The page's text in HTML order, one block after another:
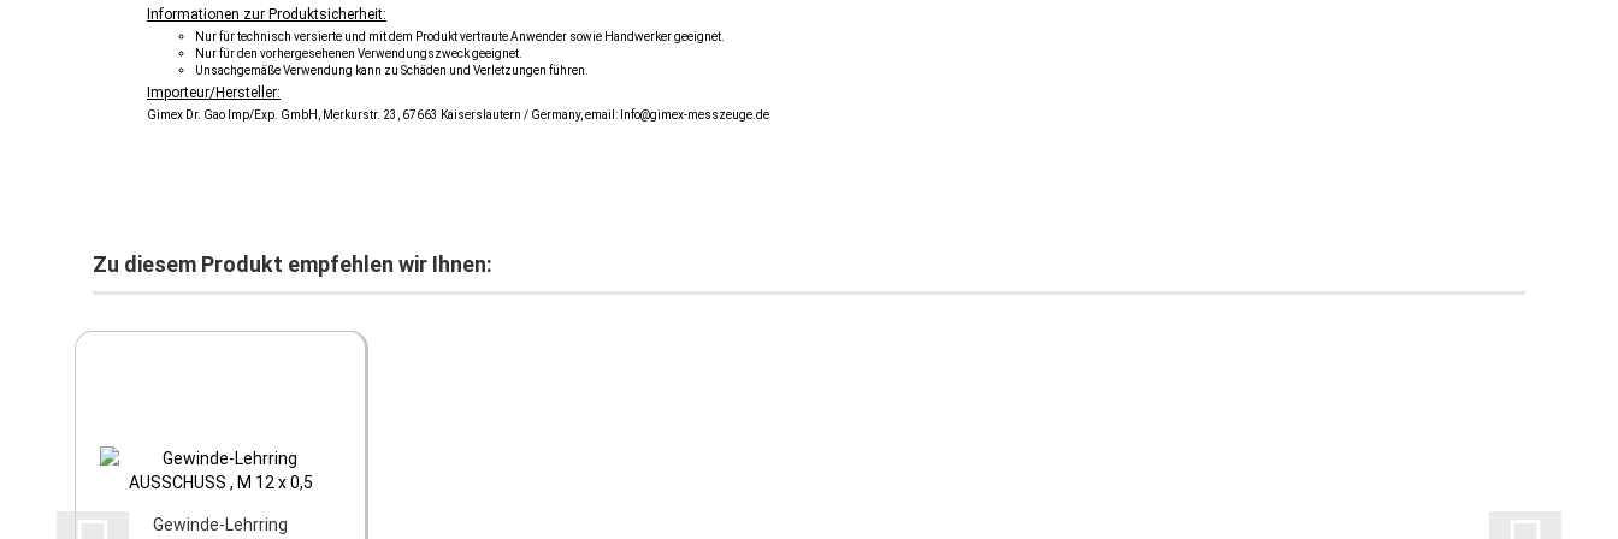
Informationen zur Produktsicherheit:
Nur für technisch versierte und mit dem Produkt vertraute Anwender sowie Handwerker geeignet.
Nur für den vorhergesehenen Verwendungszweck geeignet.
Unsachgemäße Verwendung kann zu Schäden und Verletzungen führen.
Importeur/Hersteller:
Gimex Dr. Gao Imp/Exp. GmbH, Merkurstr. 23, 67663 Kaiserslautern / Germany, email: Info@gimex-messzeuge.de
Zu diesem Produkt empfehlen wir Ihnen:
Gewinde-Lehrring